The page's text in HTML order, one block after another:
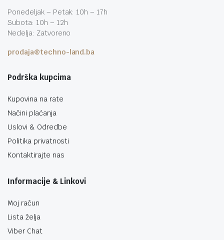
Ponedeljak – Petak: 10h – 17h
Subota: 10h – 12h
Nedelja: Zatvoreno
prodaja@techno-land.ba
Podrška kupcima
Kupovina na rate
Načini plaćanja
Uslovi & Odredbe
Politika privatnosti
Kontaktirajte nas
Informacije & Linkovi
Moj račun
Lista želja
Viber Chat